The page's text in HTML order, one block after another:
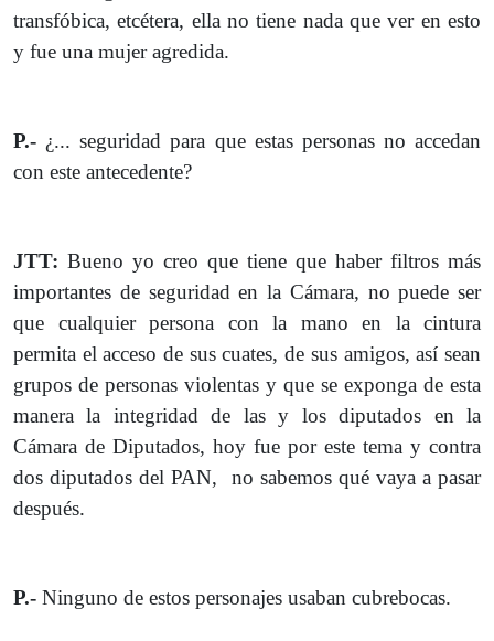
transfóbica, etcétera, ella no tiene nada que ver en esto
y fue una mujer agredida.
P.- ¿... seguridad para que estas personas no accedan
con este antecedente?
JTT: Bueno yo creo que tiene que haber filtros más
importantes de seguridad en la Cámara, no puede ser
que cualquier persona con la mano en la cintura
permita el acceso de sus cuates, de sus amigos, así sean
grupos de personas violentas y que se exponga de esta
manera la integridad de las y los diputados en la
Cámara de Diputados, hoy fue por este tema y contra
dos diputados del PAN, no sabemos qué vaya a pasar
después.
P.- Ninguno de estos personajes usaban cubrebocas.